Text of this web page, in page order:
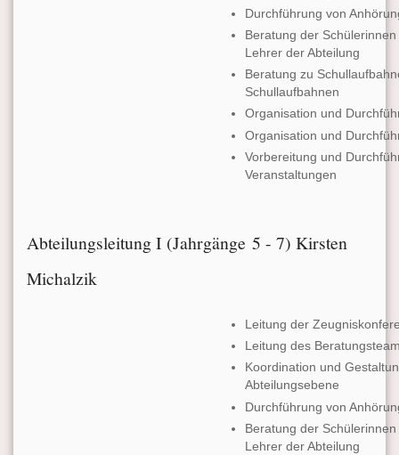
Durchführung von
Beratung der
Lehrer der Abteilung
Beratung zu
Schullaufbahnen
Organisation und
Organisation und
Vorbereitung und
Veranstaltungen
Abteilungsleitung I (Jahrgänge 5 - 7) Kirsten
Michalzik
Leitung der
Leitung des
Koordination und
Abteilungsebene
Durchführung von
Beratung der
Lehrer der Abteilung